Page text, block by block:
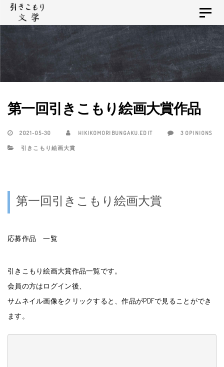
Skip
links
Skip
to
Toggle
第一回引きこもり絵画大賞作品
2021-05-30 HIKIKOMORIBUNGAKU.EDIT 3 OPINIONS
引きこもり絵画大賞
第一回引きこもり絵画大賞
応募作品 一覧
引きこもり絵画大賞作品一覧です。
会員の方はログイン後、
サムネイル画像をクリックすると、作品がPDFで見ることができ
ます。